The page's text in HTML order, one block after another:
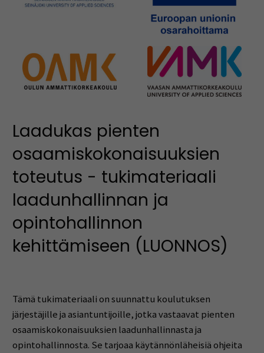
Laadukas pienten
osaamiskokonaisuuksien
toteutus - tukimateriaali
laadunhallinnan ja
opintohallinnon
kehittämiseen (LUONNOS)
Tämä tukimateriaali on suunnattu koulutuksen
järjestäjille ja asiantuntijoille, jotka vastaavat pienten
osaamiskokonaisuuksien laadunhallinnasta ja
opintohallinnosta. Se tarjoaa käytännönläheisiä ohjeita